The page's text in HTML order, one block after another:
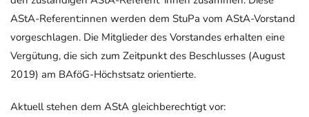
AStA-Referent:innen werden dem StuPa vom AStA-Vorstand
vorgeschlagen. Die Mitglieder des Vorstandes erhalten eine
Vergütung, die sich zum Zeitpunkt des Beschlusses (August
2019) am BAföG-Höchstsatz orientierte.
Aktuell stehen dem AStA gleichberechtigt vor: